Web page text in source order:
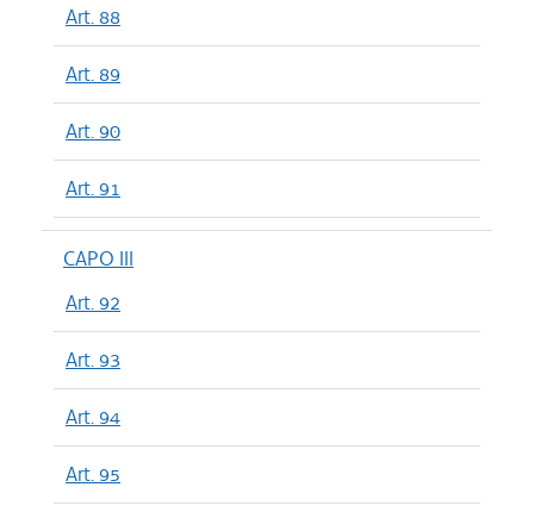
Art. 88
Art. 89
Art. 90
Art. 91
CAPO III
Art. 92
Art. 93
Art. 94
Art. 95